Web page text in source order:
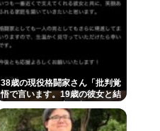
38歳の現役格闘家さん「批判覚
悟で言います。19歳の彼女と結
達に見つかり炎上